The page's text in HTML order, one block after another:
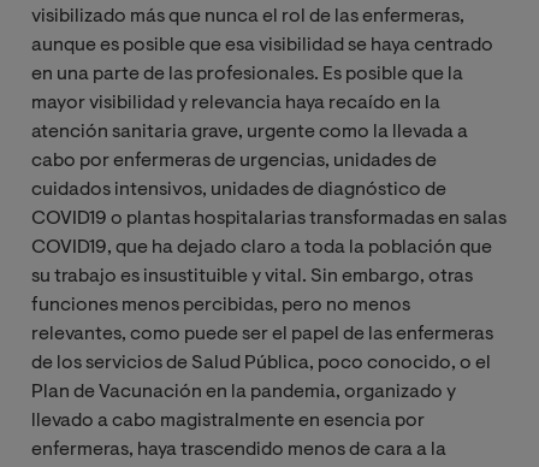
visibilizado más que nunca el rol de las enfermeras,
aunque es posible que esa visibilidad se haya centrado
en una parte de las profesionales. Es posible que la
mayor visibilidad y relevancia haya recaído en la
atención sanitaria grave, urgente como la llevada a
cabo por enfermeras de urgencias, unidades de
cuidados intensivos, unidades de diagnóstico de
COVID19 o plantas hospitalarias transformadas en salas
COVID19, que ha dejado claro a toda la población que
su trabajo es insustituible y vital. Sin embargo, otras
funciones menos percibidas, pero no menos
relevantes, como puede ser el papel de las enfermeras
de los servicios de Salud Pública, poco conocido, o el
Plan de Vacunación en la pandemia, organizado y
llevado a cabo magistralmente en esencia por
enfermeras, haya trascendido menos de cara a la